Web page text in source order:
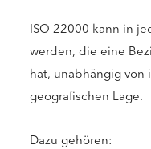
ISO 22000 kann in
werden, die eine
hat, unabhängig von
geografischen Lage.
Dazu gehören: